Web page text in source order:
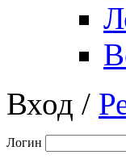
Вход /
Логин